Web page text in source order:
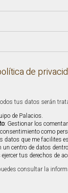
de
tus datos serán
de Palacios.
: Gestionar los
como
datos que me facilites
un centro de datos
ejercer tus derechos de
consultar la